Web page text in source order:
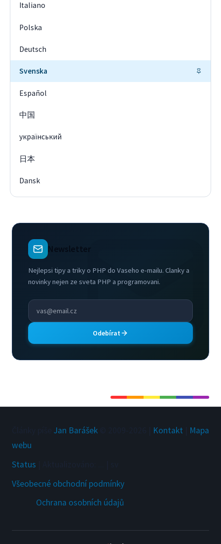
Italiano
Polska
Deutsch
Svenska
Español
中国
український
日本
Dansk
Newsletter
Nejlepsi tipy a triky o PHP do Vaseho e-mailu. Clanky a
novinky nejen ze sveta PHP a programovani.
Odebírat
Jan Barášek Kontakt
Mapa
webu
Status
Všeobecné obchodní podmínky
Ochrana osobních údajů